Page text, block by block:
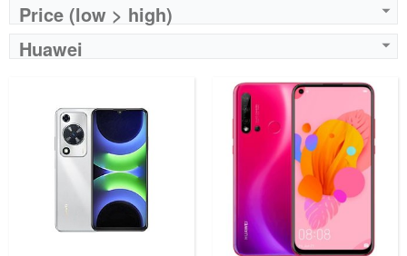
Price (low > high)
Huawei